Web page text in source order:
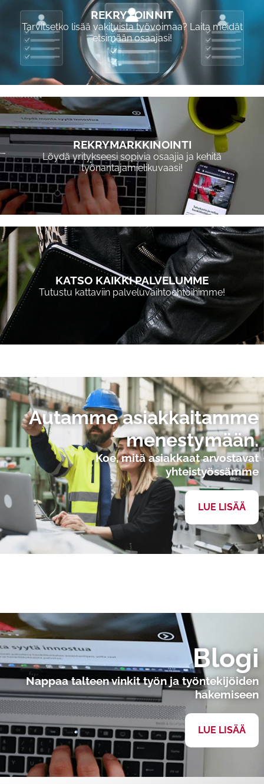
REKRYTOINNIT
Tarvitsetko lisää vakituista työvoimaa? Laita meidät
etsimään osaajasi!
REKRYMARKKINOINTI
Löydä yritykseesi sopivia osaajia ja kehitä
työnantajamielikuvaasi!
KATSO KAIKKI PALVELUMME
Tutustu kattaviin palveluvaihtoehtoihimme!
Autamme asiakkaitamme
menestymään.
Koe, mitä asiakkaat arvostavat
yhteistyössämme
LUE LISÄÄ
Blogi
Nappaa talteen vinkit työn ja työntekijöiden
hakemiseen
LUE LISÄÄ